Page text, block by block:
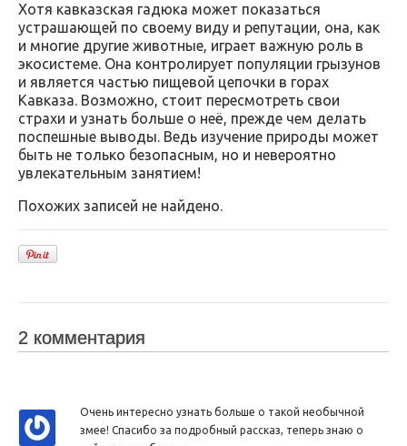
Хотя кавказская гадюка может показаться
устрашающей по своему виду и репутации, она, как
и многие другие животные, играет важную роль в
экосистеме. Она контролирует популяции грызунов
и является частью пищевой цепочки в горах
Кавказа. Возможно, стоит пересмотреть свои
страхи и узнать больше о неё, прежде чем делать
поспешные выводы. Ведь изучение природы может
быть не только безопасным, но и невероятно
увлекательным занятием!
Похожих записей не найдено.
2 комментария
Очень интересно узнать больше о такой необычной
змее! Спасибо за подробный рассказ, теперь знаю о